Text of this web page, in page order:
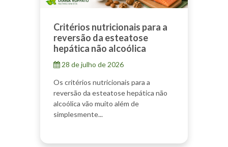
Critérios nutricionais para a
reversão da esteatose
hepática não alcoólica
28 de julho de 2026
Os critérios nutricionais para a
reversão da esteatose hepática não
alcoólica vão muito além de
simplesmente...